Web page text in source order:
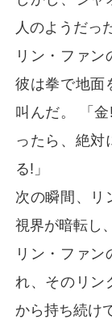
人のようだっ
リン・ファン
彼は拳で地面
叫んだ。 「
ったら、絶対
る!」
次の瞬間、リ
視界が暗転し
リン・ファン
れ、そのリン
から持ち続け